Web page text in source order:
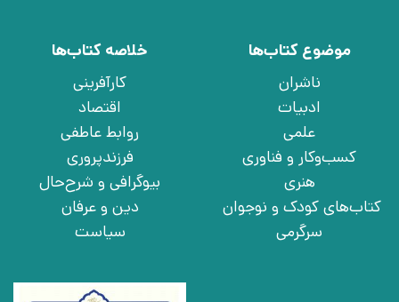
موضوع کتاب‌ها
ناشران
ادبیات
علمی
کسب‌وکار و فناوری
هنری
کتاب‌های کودک و نوجوان
سرگرمی
خلاصه کتاب‌ها
کارآفرینی
اقتصاد
روابط عاطفی
فرزندپروری
بیوگرافی و شرح‌حال
دین و عرفان
سیاست